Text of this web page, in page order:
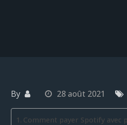
By 28 août 2021
Comment payer Spotify avec